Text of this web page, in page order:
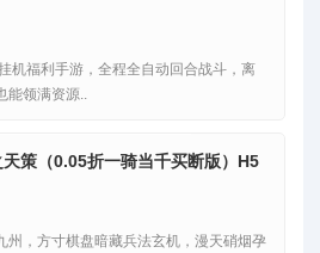
机福利手游，全程全自动回合战斗，离
能领满资源..
天策（0.05折一骑当千买断版）H5
州，方寸棋盘暗藏兵法玄机，漫天硝烟孕